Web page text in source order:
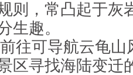
则，常凸起于灰
生趣。
往可导航云龟山
区寻找海陆变迁